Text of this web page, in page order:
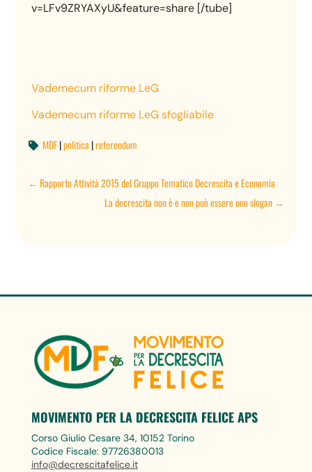
v=LFv9ZRYAXyU&feature=share [/tube]
Vademecum riforme LeG
Vademecum riforme LeG sfogliabile
 MDF|politica |referendum
←Rapporto Attività 2015 del Gruppo Tematico Decrescita e Economia
La decrescita non è e non può essere uno slogan→
MOVIMENTO PER LA DECRESCITA FELICE APS
Corso Giulio Cesare 34, 10152 Torino
Codice Fiscale: 97726380013
info@decrescitafelice.it